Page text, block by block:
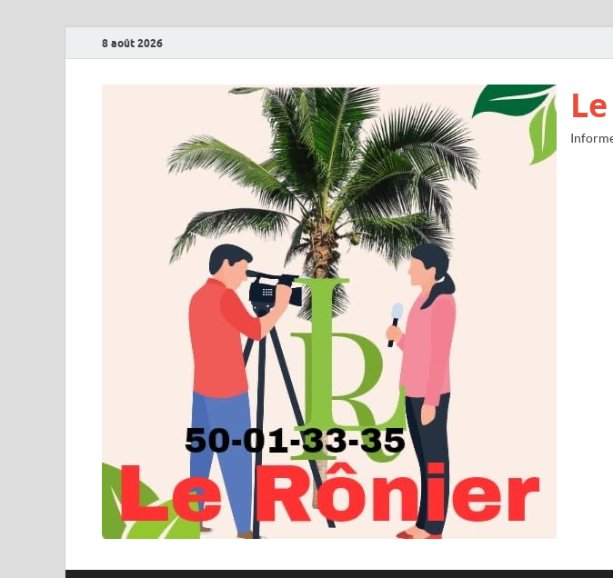
8 août 2026